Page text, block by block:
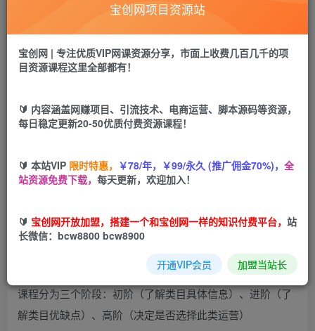
宝币9.9 宝币 19.9
立即购买
课程介绍：
课程由半个许仙，做JD4年时间，目前在运营店铺数量200家
左右，积累多年的实战经验，新手老手均适合，最新技术和
方法能让店铺起飞，更能让店铺避坑减少风险。
课程分为三个阶段：初阶（了解类目具体信息）、进阶（了
解类目优缺点）、高阶（决定是否选择此类运营）
宝创网项目资源站
宝创网 | 专注优质VIP网课资源分享，市面上收费几百几千的项
目资源课程这里全部都有！
🔰 内容涵盖网赚项目、引流技术、电商运营、脚本源码等资源，
每日稳定更新20-50优质付费资源课程！
🔰 本站VIP 限时特惠， ￥78/年，￥99/永久 (推广佣金70%)， 全
站资源免费下载， 每天更新，欢迎加入！
🔰 宝创网开放加盟，搭建一个和宝创网一样的知识付费平台， 站
长微信：bcw8800 bcw8900
开通VIP会员 加盟当站长